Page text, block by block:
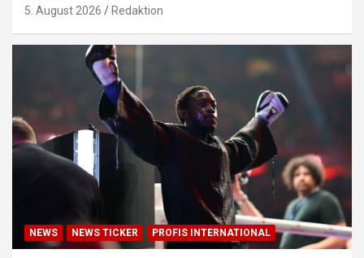
5. August 2026 Redaktion
NEWS NEWS TICKER PROFIS INTERNATIONAL